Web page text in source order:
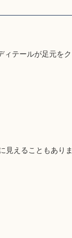
ィテールが足元を
えることもありま